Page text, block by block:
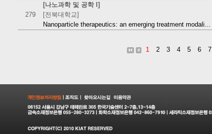
279
[나노과학 및 공학 I]
[전북대학교]
Nanoparticle therapeutics: an emerging treatment modali...
1 2 3 4 5 6 7